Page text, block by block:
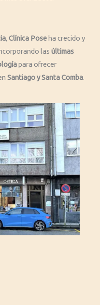
, Clínica Pose ha crecido y
las últimas
para ofrecer
Santiago y Santa Comba.